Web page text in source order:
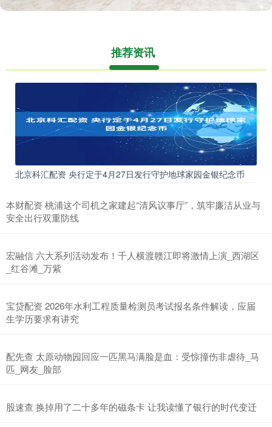
推荐资讯
北京科汇配资 央行定于4月27日发行守护地球家园金银纪念币
本财配资 桃浦这个司机之家建起“清风议事厅”，筑牢廉洁从业与
安全出行双重防线
宏融信 六大系列活动发布！千人横渡赣江即将激情上演_西湖区
_红谷滩_万紫
宝贷配资 2026年水利工程质量检测员考试报名条件解读，应届
生学历要求有讲究
配先查 太原动物园回应一匹黑马满脸是血：受惊撞伤非虐待_马
匹_网友_脸部
股速查 换掉用了二十多年的磁条卡 让我读懂了银行的时代变迁